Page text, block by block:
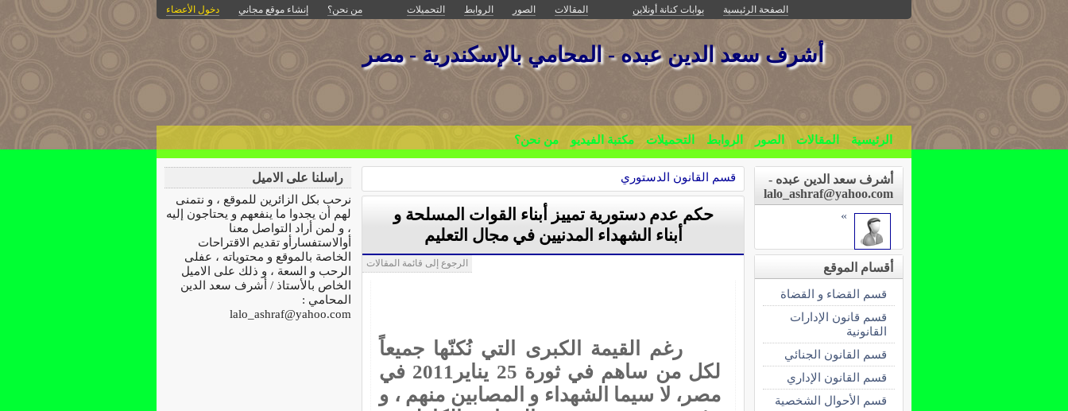
الصفحة الرئيسية بوابات كنانة أونلاين المقالات الصور الروابط التحميلات من نحن؟ إنشاء موقع مجاني دخول الأعضاء
أشرف سعد الدين عبده - المحامي بالإسكندرية - مصر
الرئيسية المقالات الصور الروابط التحميلات مكتبة الفيديو من نحن؟
قسم القانون الدستوري
حكم عدم دستورية تمييز أبناء القوات المسلحة و
أبناء الشهداء المدنيين في مجال التعليم
الرجوع إلى قائمة المقالات
رغم القيمة الكبرى التي نُكنّها جميعاً
لكل من ساهم في ثورة 25 يناير2011 في
مصر، لا سيما الشهداء و المصابين منهم ، و
أشرف سعد الدين عبده -
lalo_ashraf@yahoo.com
»
أقسام الموقع
قسم القضاء و القضاة
قسم قانون الإدارات
القانونية
قسم القانون الجنائي
قسم القانون الإداري
قسم الأحوال الشخصية
راسلنا على الاميل
نرحب بكل الزائرين للموقع ، و نتمنى
لهم أن يجدوا ما ينفعهم و يحتاجون إليه
، و لمن أراد التواصل معنا
أوالاستفسارأو تقديم الاقتراحات
الخاصة بالموقع و محتوياته ، عفلى
الرحب و السعة ، و ذلك على الاميل
الخاص بالأستاذ / أشرف سعد الدين
المحامي :
lalo_ashraf@yahoo.com